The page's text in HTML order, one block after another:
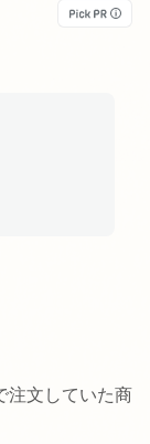
注文していた商